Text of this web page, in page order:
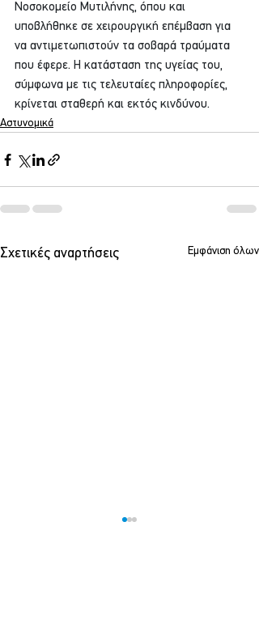
Νοσοκομείο Μυτιλήνης, όπου και
υποβλήθηκε σε χειρουργική επέμβαση για
να αντιμετωπιστούν τα σοβαρά τραύματα
που έφερε. Η κατάσταση της υγείας του,
σύμφωνα με τις τελευταίες πληροφορίες,
κρίνεται σταθερή και εκτός κινδύνου.
Αστυνομικά
Σχετικές αναρτήσεις Εμφάνιση όλων